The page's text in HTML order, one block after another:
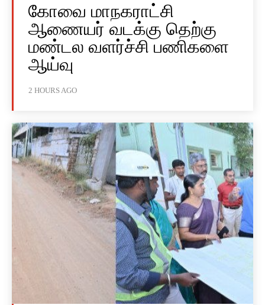
கோவை மாநகராட்சி
ஆணையர் வடக்கு தெற்கு
மண்டல வளர்ச்சி பணிகளை
ஆய்வு
2 HOURS AGO